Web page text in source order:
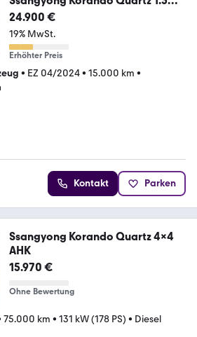
LED*Lenkradheizung*Navi*Kamer
24.900 €
19% MwSt.
Erhöhter Preis
• EZ 04/2024• 15.000 km •
Kontakt Parken
Ssangyong Korando Quartz 4x4
AHK
15.970 €
Ohne Bewertung
75.000 km • 131 kW (178 PS) • Diesel